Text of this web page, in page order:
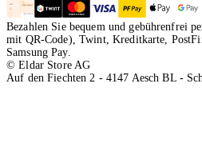
Bezahlen Sie bequem und gebührenfrei
mit QR-Code), Twint, Kreditkarte,
Samsung Pay.
© Eldar Store AG
Auf den Fiechten 2 - 4147 Aesch BL -